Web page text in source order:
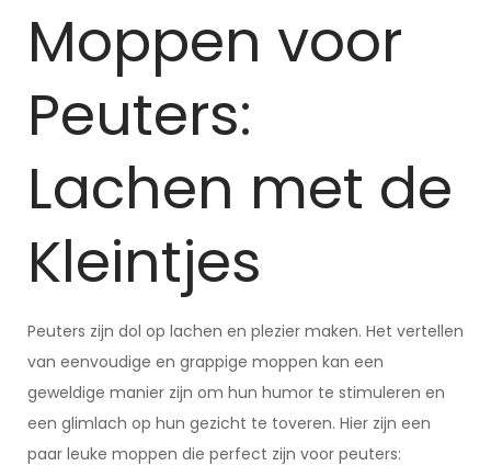
Moppen voor
Peuters:
Lachen met de
Kleintjes
Peuters zijn dol op lachen en plezier maken. Het vertellen
van eenvoudige en grappige moppen kan een
geweldige manier zijn om hun humor te stimuleren en
een glimlach op hun gezicht te toveren. Hier zijn een
paar leuke moppen die perfect zijn voor peuters: